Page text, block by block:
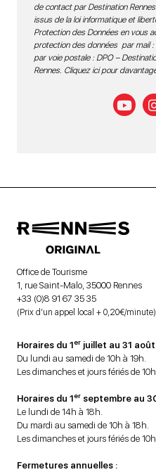
de contact par Destination
issus de la loi informatique et
Protection des Données en vous
protection des données par mail :
par voie postale : DPO –
Rennes. Cliquez ici pour
Office de Tourisme
1, rue Saint-Malo, 35000 Rennes
+33 (0)8 91 67 35 35
(Prix d’un appel local + 0,20€/minute)
Horaires du 1er juillet au 31 août
Du lundi au samedi de 10h à 19h.
Les dimanches et jours fériés de
Horaires du 1er septembre au
Le lundi de 14h à 18h.
Du mardi au samedi de 10h à 18h.
Les dimanches et jours fériés de
Fermetures annuelles :